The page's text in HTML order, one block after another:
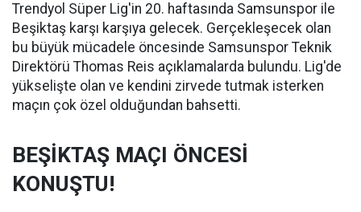
Trendyol Süper Lig'in 20. haftasında Samsunspor ile
Beşiktaş karşı karşıya gelecek. Gerçekleşecek olan
bu büyük mücadele öncesinde Samsunspor Teknik
Direktörü Thomas Reis açıklamalarda bulundu. Lig'de
yükselişte olan ve kendini zirvede tutmak isterken
maçın çok özel olduğundan bahsetti.
BEŞİKTAŞ MAÇI ÖNCESİ
KONUŞTU!